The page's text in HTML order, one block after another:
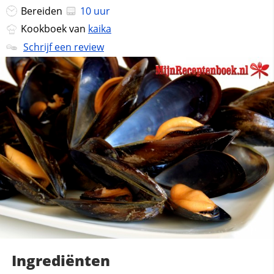
Bereiden
10 uur
Kookboek van kaika
Schrijf een review
Ingrediënten